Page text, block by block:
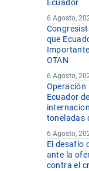
Ecuador
6 Agosto,
que
OTAN
6 Agosto,
Operación
Ecuador
toneladas
6 Agosto,
El desafío
ante la
contra el